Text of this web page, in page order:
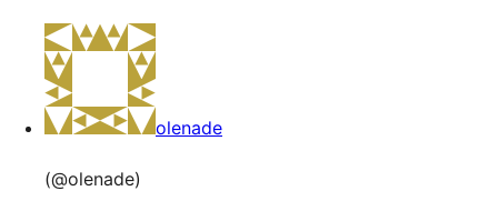
olenade
(@olenade)